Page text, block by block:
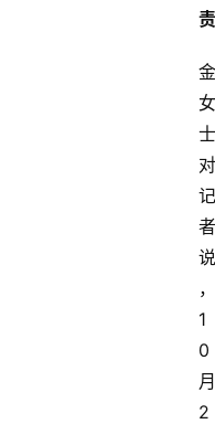
责
金
女
士
对
记
者
说
，
1
0
月
2